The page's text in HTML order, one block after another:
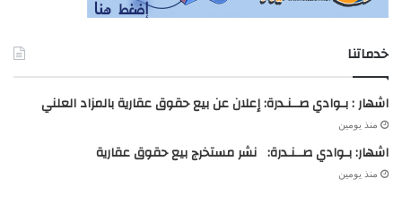
خدماتنا
اشهار : بـوادي صــنـدرة: إعلان عن بيع حقوق عقارية بالمزاد العلني
منذ يومين
اشهار: بـوادي صــنـدرة: نشر مستخرج بيع حقوق عقارية
منذ يومين